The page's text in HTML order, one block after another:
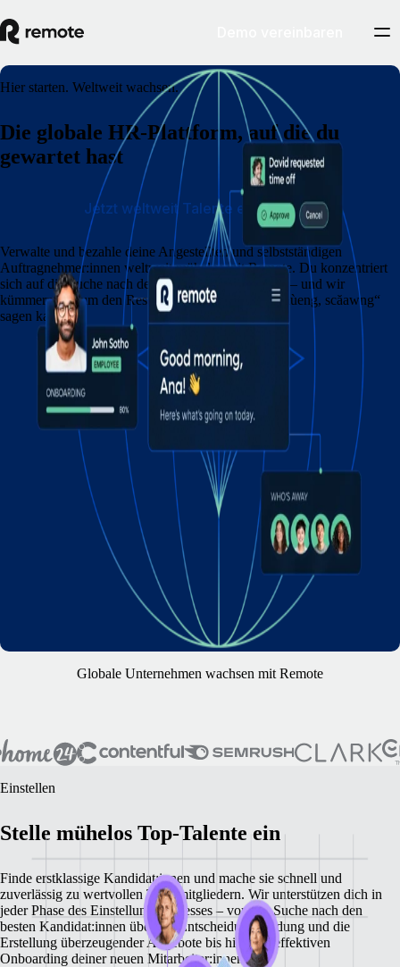
Hier starten. Weltweit wachsen.
Die globale HR-Plattform, auf die du
gewartet hast
Verwalte und bezahle deine Angestellten und selbstständigen
Auftragnehmer:innen weltweit mühelos mit Remote. Du konzentriert
sich auf die Suche nach den besten Kandidat:innen – und wir
kümmern uns um den Rest, noch bevor du „sŭun, nùeng, scăawng“
sagen kannst.
Jetzt weltweit Talente einstellen
Globale Unternehmen wachsen mit Remote
Einstellen
Stelle mühelos Top-Talente ein
Finde erstklassige Kandidat:innen und mache sie schnell und
zuverlässig zu wertvollen Teammitgliedern. Wir unterstützen dich in
jeder Phase des Einstellungsprozesses – von der Suche nach den
besten Kandidat:innen über die Entscheidungsfindung und die
Erstellung überzeugender Angebote bis hin zum effektiven
Onboarding deiner neuen Mitarbeiter:innen.